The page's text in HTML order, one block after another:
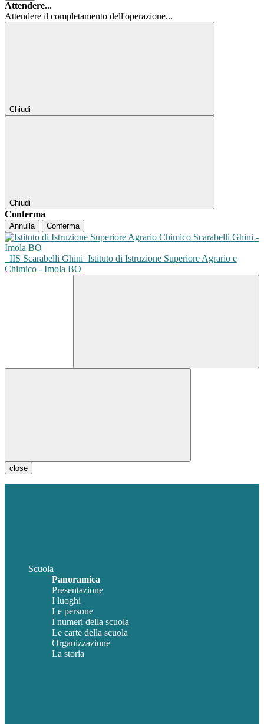
Attendere...
Attendere il completamento dell'operazione...
Chiudi
Chiudi
Conferma
Annulla Conferma
IIS Scarabelli Ghini Istituto di Istruzione Superiore Agrario e
Chimico - Imola BO
close
Scuola
Panoramica
Presentazione
I luoghi
Le persone
I numeri della scuola
Le carte della scuola
Organizzazione
La storia